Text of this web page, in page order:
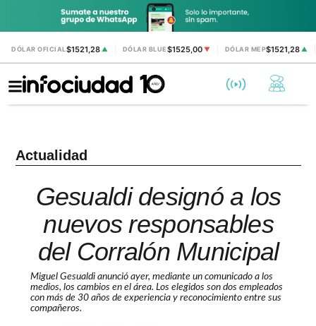
DÓLAR OFICIAL$1521,28 ▲ DÓLAR BLUE$1525,00 ▼ DÓLAR MEP$1521,28▲
Actualidad
Gesualdi designó a los
nuevos responsables
del Corralón Municipal
Miguel Gesualdi anunció ayer, mediante un comunicado a los
medios, los cambios en el área. Los elegidos son dos empleados
con más de 30 años de experiencia y reconocimiento entre sus
compañeros.